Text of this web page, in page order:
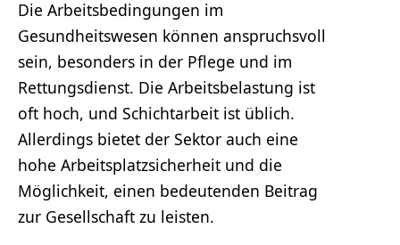
Die Arbeitsbedingungen im
Gesundheitswesen können anspruchsvoll
sein, besonders in der Pflege und im
Rettungsdienst. Die Arbeitsbelastung ist
oft hoch, und Schichtarbeit ist üblich.
Allerdings bietet der Sektor auch eine
hohe Arbeitsplatzsicherheit und die
Möglichkeit, einen bedeutenden Beitrag
zur Gesellschaft zu leisten.